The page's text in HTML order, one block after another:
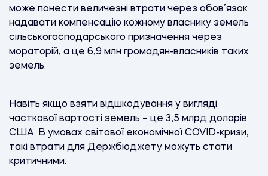
може понести величезні втрати через обов’язок
надавати компенсацію кожному власнику земель
сільськогосподарського призначення через
мораторій, а це 6,9 млн громадян-власників таких
земель.
Навіть якщо взяти відшкодування у вигляді
часткової вартості земель – це 3,5 млрд доларів
США. В умовах світової економічної COVID-кризи,
такі втрати для Держбюджету можуть стати
критичними.